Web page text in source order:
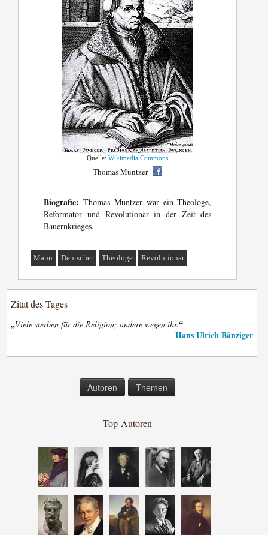
Quelle:Wikimedia Commons
Thomas Müntzer
Biografie: Thomas Müntzer war ein Theologe,
Reformator und Revolutionär in der Zeit des
Bauernkrieges.
Mann Deutscher Theologe Revolutionär
Zitat des Tages
„Viele sterben für die Religion; andere wegen ihr.“
— Hans Ulrich Bänziger
Autoren Themen
Top-Autoren